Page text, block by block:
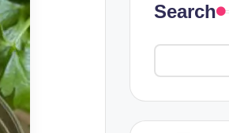
Search